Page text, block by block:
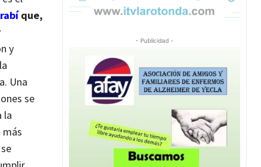
que,
y
Una
se
la
más
- Publicidad -